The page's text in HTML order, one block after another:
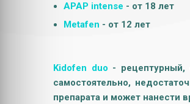
APAP intense - от 18 лет
Metafen - от 12 лет
Kidofen duo - рецептурный,
самостоятельно,
препарата и может нанести